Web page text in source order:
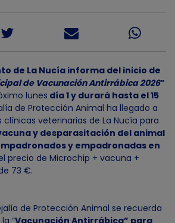
de La Nucía informa del inicio de
de Vacunación Antirrábica 2026”
lunes día 1 y durará hasta el 15
de Protección Animal ha llegado a
veterinarias de La Nucía para
y desparasitación del animal
y empadronadas en
precio de Microchip + vacuna +
73 €.
de Protección Animal se recuerda